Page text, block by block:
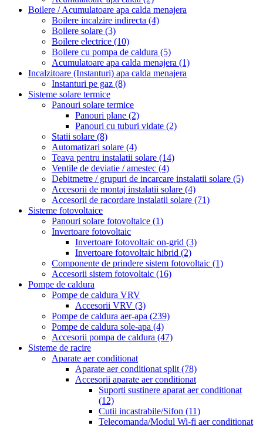
Boilere / Acumulatoare apa calda menajera
Boilere incalzire indirecta (4)
Boilere solare (3)
Boilere electrice (10)
Boilere cu pompa de caldura (5)
Acumulatoare apa calda menajera (1)
Incalzitoare (Instanturi) apa calda menajera
Instanturi pe gaz (8)
Sisteme solare termice
Panouri solare termice
Panouri plane (2)
Panouri cu tuburi vidate (2)
Statii solare (8)
Automatizari solare (4)
Teava pentru instalatii solare (14)
Ventile de deviatie / amestec (4)
Debitmetre / grupuri de incarcare instalatii solare (5)
Accesorii de montaj instalatii solare (4)
Accesorii de racordare instalatii solare (71)
Sisteme fotovoltaice
Panouri solare fotovoltaice (1)
Invertoare fotovoltaic
Invertoare fotovoltaic on-grid (3)
Invertoare fotovoltaic hibrid (2)
Componente de prindere sistem fotovoltaic (1)
Accesorii sistem fotovoltaic (16)
Pompe de caldura
Pompe de caldura VRV
Accesorii VRV (3)
Pompe de caldura aer-apa (239)
Pompe de caldura sole-apa (4)
Accesorii pompa de caldura (47)
Sisteme de racire
Aparate aer conditionat
Aparate aer conditionat split (78)
Accesorii aparate aer conditionat
Suporti sustinere aparat aer conditionat
(12)
Cutii incastrabile/Sifon (11)
Telecomanda/Modul Wi-fi aer conditionat